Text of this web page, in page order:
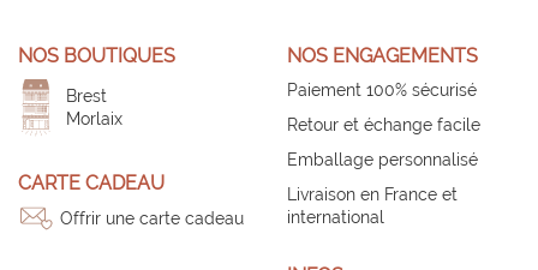
NOS BOUTIQUES
Brest
Morlaix
CARTE CADEAU
Offrir une carte cadeau
NOS ENGAGEMENTS
Paiement 100% sécurisé
Retour et échange facile
Emballage personnalisé
Livraison en France et
international